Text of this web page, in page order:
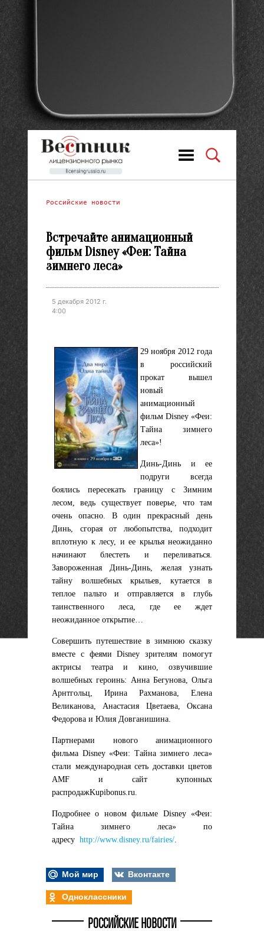
Российские новости
Встречайте анимационный
фильм Disney «Феи: Тайна
зимнего леса»
5 декабря 2012 г.
4:00
29 ноября 2012 года
в российский
прокат вышел
новый
анимационный
фильм Disney «Феи:
Тайна зимнего
леса»!
Динь-Динь и ее
подруги всегда
боялись пересекать границу с Зимним
лесом, ведь существует поверье, что там
очень опасно. В один прекрасный день
Динь, сгорая от любопытства, подходит
вплотную к лесу, и ее крылья неожиданно
начинают блестеть и переливаться.
Завороженная Динь-Динь, желая узнать
тайну волшебных крыльев, кутается в
теплое пальто и отправляется в глубь
таинственного леса, где ее ждет
неожиданное открытие…
Совершить путешествие в зимнюю сказку
вместе с феями Disney зрителям помогут
актрисы театра и кино, озвучившие
волшебных героинь: Анна Бегунова, Ольга
Арнтгольц, Ирина Рахманова, Елена
Великанова, Анастасия Цветаева, Оксана
Федорова и Юлия Довганишина.
Партнерами нового анимационного
фильма Disney «Феи: Тайна зимнего леса»
стали международная сеть доставки цветов
AMF и сайт купонных
распродажKupibonus.ru.
Подробнее о новом фильме Disney «Феи:
Тайна зимнего леса» по
адресу http://www.disney.ru/fairies/
Мой мир
Вконтакте
Одноклассники
РОССИЙСКИЕ НОВОСТИ